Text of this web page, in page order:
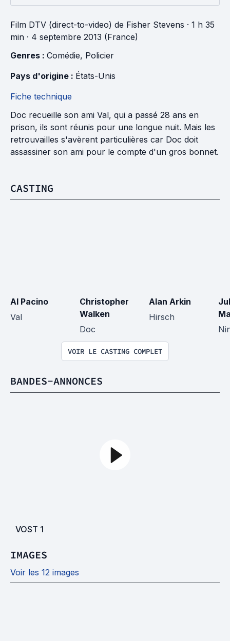
Film DTV (direct-to-video) de Fisher Stevens · 1 h 35
min · 4 septembre 2013 (France)
Genres : Comédie, Policier
Pays d'origine : États-Unis
Fiche technique
Doc recueille son ami Val, qui a passé 28 ans en
prison, ils sont réunis pour une longue nuit. Mais les
retrouvailles s'avèrent particulières car Doc doit
assassiner son ami pour le compte d'un gros bonnet.
CASTING
Al Pacino
Val
Christopher
Walken
Doc
Alan Arkin
Hirsch
VOIR LE CASTING COMPLET
BANDES-ANNONCES
VOST 1
IMAGES
Voir les 12 images